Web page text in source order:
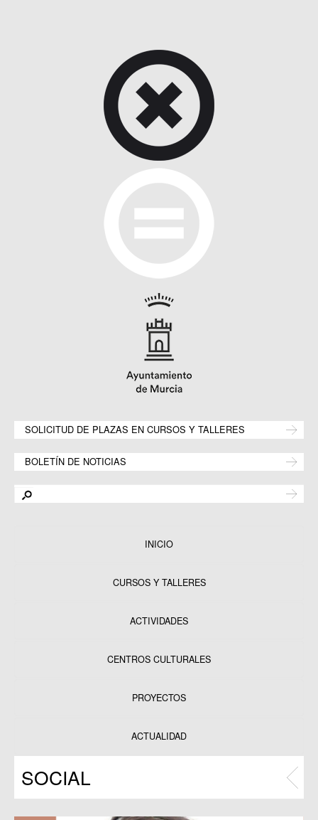
SOLICITUD DE PLAZAS EN CURSOS Y TALLERES
BOLETÍN DE NOTICIAS
INICIO
CURSOS Y TALLERES
ACTIVIDADES
CENTROS CULTURALES
PROYECTOS
Programas
ACTUALIDAD
SOCIAL